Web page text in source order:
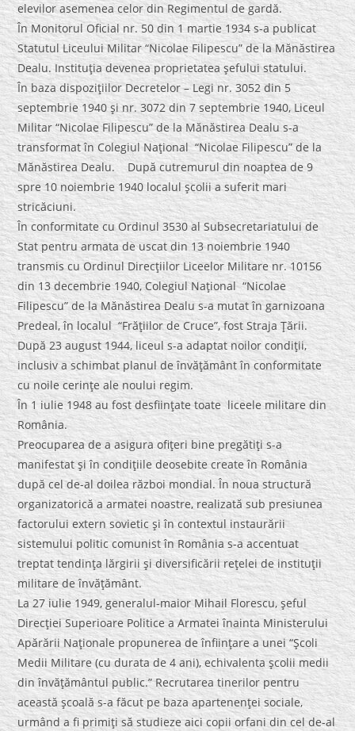
elevilor asemenea celor din Regimentul de gardă.
În Monitorul Oficial nr. 50 din 1 martie 1934 s-a publicat
Statutul Liceului Militar “Nicolae Filipescu” de la Mănăstirea
Dealu. Instituţia devenea proprietatea şefului statului.
În baza dispoziţiilor Decretelor – Legi nr. 3052 din 5
septembrie 1940 şi nr. 3072 din 7 septembrie 1940, Liceul
Militar “Nicolae Filipescu” de la Mănăstirea Dealu s-a
transformat în Colegiul Naţional “Nicolae Filipescu” de la
Mănăstirea Dealu. După cutremurul din noaptea de 9
spre 10 noiembrie 1940 localul şcolii a suferit mari
stricăciuni.
În conformitate cu Ordinul 3530 al Subsecretariatului de
Stat pentru armata de uscat din 13 noiembrie 1940
transmis cu Ordinul Direcţiilor Liceelor Militare nr. 10156
din 13 decembrie 1940, Colegiul Naţional “Nicolae
Filipescu” de la Mănăstirea Dealu s-a mutat în garnizoana
Predeal, în localul “Frăţiilor de Cruce”, fost Straja Ţării.
După 23 august 1944, liceul s-a adaptat noilor condiţii,
inclusiv a schimbat planul de învăţământ în conformitate
cu noile cerinţe ale noului regim.
În 1 iulie 1948 au fost desfiinţate toate liceele militare din
România.
Preocuparea de a asigura ofiţeri bine pregătiţi s-a
manifestat şi în condiţiile deosebite create în România
după cel de-al doilea război mondial. În noua structură
organizatorică a armatei noastre, realizată sub presiunea
factorului extern sovietic şi în contextul instaurării
sistemului politic comunist în România s-a accentuat
treptat tendinţa lărgirii şi diversificării reţelei de instituţii
militare de învăţământ.
La 27 iulie 1949, generalul-maior Mihail Florescu, şeful
Direcţiei Superioare Politice a Armatei înainta Ministerului
Apărării Naţionale propunerea de înfiinţare a unei “Şcoli
Medii Militare (cu durata de 4 ani), echivalenta şcolii medii
din învăţământul public.” Recrutarea tinerilor pentru
această şcoală s-a făcut pe baza apartenenţei sociale,
urmând a fi primiţi să studieze aici copii orfani din cel de-al